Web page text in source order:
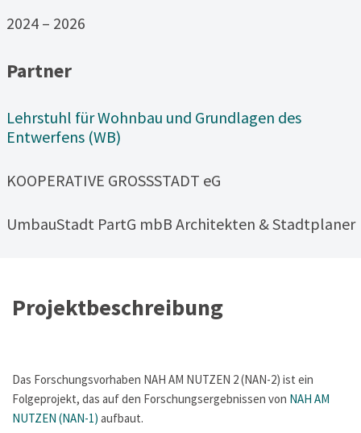
2024 – 2026
Partner
Lehrstuhl für Wohnbau und Grundlagen des
Entwerfens (WB)
KOOPERATIVE GROSSSTADT eG
UmbauStadt PartG mbB Architekten & Stadtplaner
Projektbeschreibung
Das Forschungsvorhaben NAH AM NUTZEN 2 (NAN-2) ist ein
Folgeprojekt, das auf den Forschungsergebnissen von NAH AM
NUTZEN (NAN-1) aufbaut.